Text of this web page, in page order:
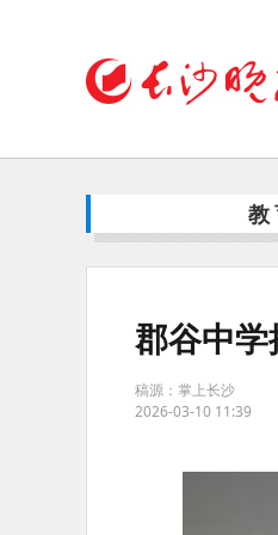
教
郡谷中
稿源：掌上长沙
2026-03-10 11:39